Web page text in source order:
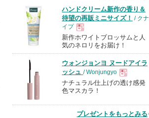
ハンドクリーム新作の香り＆
待望の再販ミニサイズ！ / クナ
イプ
現
品
新作ホワイトブロッサムと人
気のネロリをお届け！
ウォンジョンヨ ヌードアイラ
ッシュ / Wonjungyo
現
品
ナチュラル仕上げの透け感発
色マスカラ！
プレゼントをもっとみる